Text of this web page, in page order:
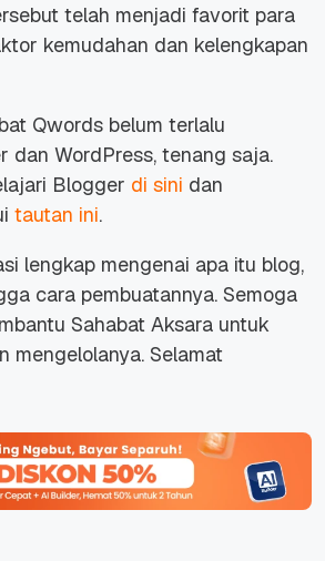
telah menjadi favorit para
kemudahan dan kelengkapan
Qwords belum terlalu
dan WordPress, tenang saja.
Blogger di sini dan
tautan ini.
lengkap mengenai apa itu blog,
cara pembuatannya. Semoga
Sahabat Aksara untuk
mengelolanya. Selamat